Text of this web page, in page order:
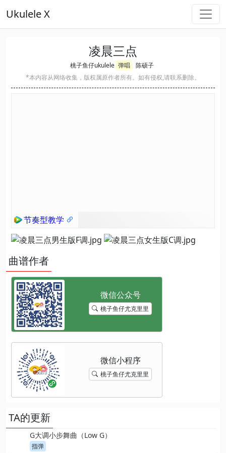
Ukulele X
凌晨三点
桃子鱼仔ukulele 弹唱
陈硕子
*本内容从网络收集，版权属原作者所有。如有侵权,请联系删除。
节奏型教学
曲谱作者
桃子鱼仔尤克里里
桃子鱼仔尤克里里
TA的更新
G大调小步舞曲（Low G）
指弹